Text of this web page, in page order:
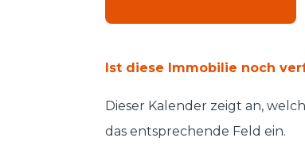
Ist diese Immobilie noch
Dieser Kalender zeigt an,
das entsprechende Feld ein.